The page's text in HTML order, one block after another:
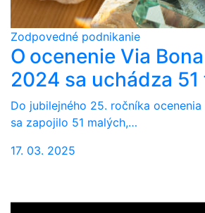
Zodpovedné podnikanie
O ocenenie Via
2024 sa uchádza 51
Do jubilejného 25. ročníka ocenenia
sa zapojilo 51 malých,…
17. 03. 2025